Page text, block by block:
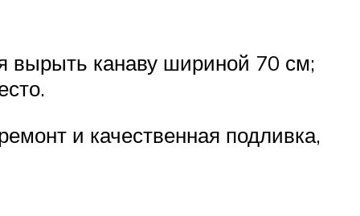
вырыть канаву шириной 70 см;
и качественная подливка,